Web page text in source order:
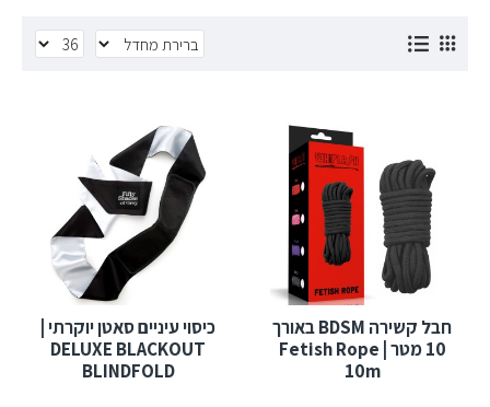
חבל קשירה BDSM באורך
10 מטר | Fetish Rope
10m
כיסוי עיניים סאטן יוקרתי |
DELUXE BLACKOUT
BLINDFOLD